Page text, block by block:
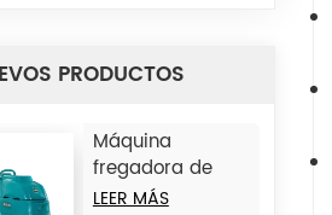
PRODUCTOS
Máquina
fregadora de
suelos
LEER MÁS